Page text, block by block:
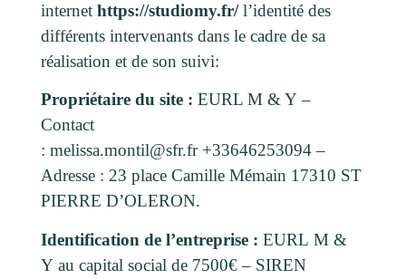
internet https://studiomy.fr/l’identité des
différents intervenants dans le cadre de sa
réalisation et de son suivi:
Propriétaire du site : EURL M & Y–
Contact
: melissa.montil@sfr.fr +33646253094–
Adresse : 23 place Camille Mémain 17310 ST
PIERRE D’OLERON.
Identification de l’entreprise : EURL M &
Yau capital social de 7500€ – SIREN